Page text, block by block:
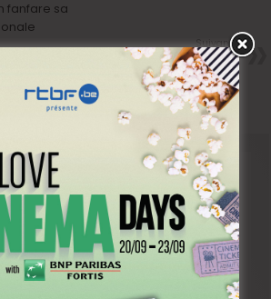
fanfare sa
Suivant
Beau score pour La trêve sur
France 2